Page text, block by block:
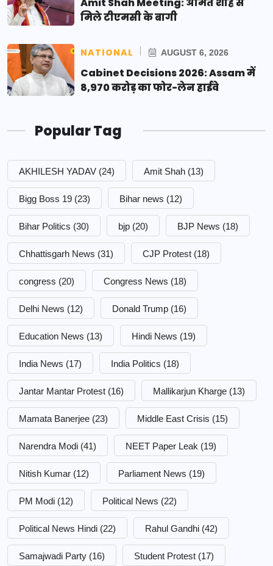
मिले टीएमसी के बागी
NATIONAL AUGUST 6, 2026
Cabinet Decisions 2026: Assam में
8,970 करोड़ का फोर-लेन हाईवे
Popular Tag
AKHILESH YADAV (24) Amit Shah (13)
Bigg Boss 19 (23) Bihar news (12)
Bihar Politics (30) bjp (20) BJP News (18)
Chhattisgarh News (31) CJP Protest (18)
congress (20) Congress News (18)
Delhi News (12) Donald Trump (16)
Education News (13) Hindi News (19)
India News (17) India Politics (18)
Jantar Mantar Protest (16) Mallikarjun Kharge (13)
Mamata Banerjee (23) Middle East Crisis (15)
Narendra Modi (41) NEET Paper Leak (19)
Nitish Kumar (12) Parliament News (19)
PM Modi (12) Political News (22)
Political News Hindi (22) Rahul Gandhi (42)
Samajwadi Party (16) Student Protest (17)